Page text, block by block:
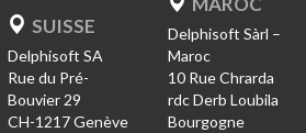
SUISSE
Delphisoft SA
Rue du Pré-
Bouvier 29
CH-1217 Genève
Delphisoft Sàrl –
Maroc
10 Rue Chrarda
rdc Derb Loubila
Bourgogne